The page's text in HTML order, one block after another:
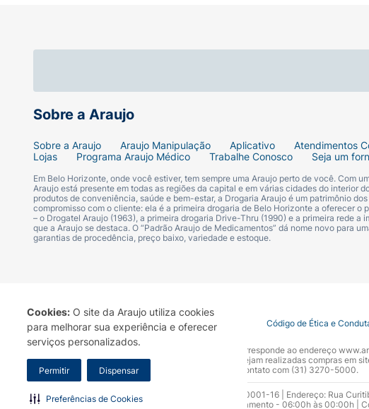
Cookies: O site da Araujo utiliza cookies
para melhorar sua experiência e oferecer
serviços personalizados.
Permitir Dispensar
Preferências de Cookies
Sobre a Araujo
Sobre a Araujo Araujo Manipulação Aplicativo Atendimentos
Lojas
Programa Araujo Médico Trabalhe Conosco Seja um
Em Belo Horizonte, onde você estiver, tem sempre uma Araujo perto de você. Com
Araujo está presente em todas as regiões da capital e em várias cidades do interior
produtos de conveniência, saúde e bem-estar, a Drogaria Araujo é um patrimônio
compromisso com o cliente: ela é a primeira drogaria de Belo Horizonte a oferecer
– o Drogatel Araujo (1963), a primeira drogaria Drive-Thru (1990) e a primeira rede
que a Araujo se destaca. O “Padrão Araujo de Medicamentos” dá nome novo para
garantias de procedência, preço baixo, variedade e estoque.
Termo de Uso Portal da Privacidade Covid-19 Código de Ética e
A Drogaria Araujo S/A informa que o seu site oficial corresponde ao endereço
marca. Para sua segurança recomendamos que não sejam realizadas compras em
Araujo S.A. Em caso de dúvidas, gentileza entrar em contato com (31) 3270-5000.
Razão Social: Drogaria Araujo S.A | CNPJ: 17.256.512.0001-16 | Endereço: Rua
0300.313.1010 e (31) 3270-5000 Horário de funcionamento - 06:00h às 00:00h |